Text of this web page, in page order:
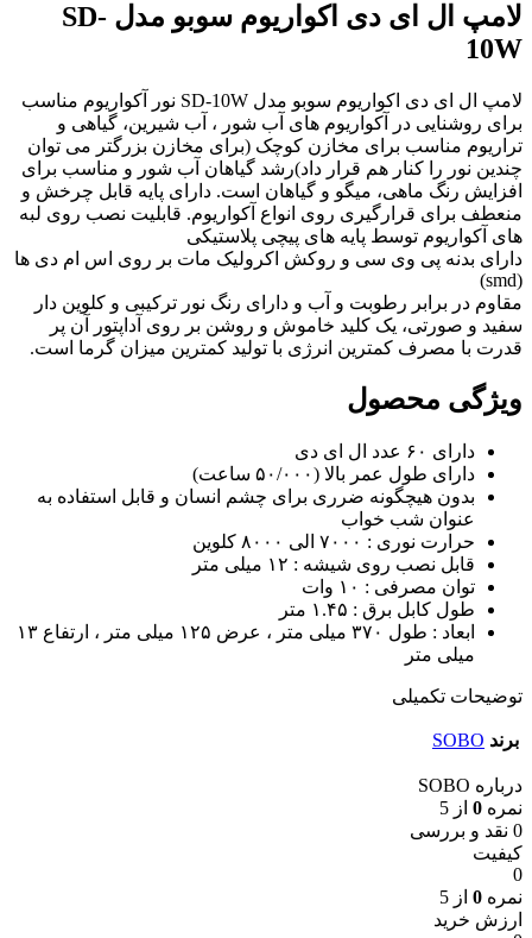
لامپ ال ای دی اکواریوم سوبو مدل SD-
10W
لامپ ال ای دی اکواریوم سوبو مدل SD-10W نور آکواریوم مناسب
برای روشنایی در آکواریوم های آب شور ، آب شیرین، گیاهی و
تراریوم مناسب برای مخازن کوچک (برای مخازن بزرگتر می توان
چندین نور را کنار هم قرار داد)رشد گیاهان آب شور و مناسب برای
افزایش رنگ ماهی، میگو و گیاهان است. دارای پایه قابل چرخش و
منعطف برای قرارگیری روی انواع آکواریوم. قابلیت نصب روی لبه
های آکواریوم توسط پایه های پیچی پلاستیکی
دارای بدنه پی وی سی و روکش اکرولیک مات بر روی اس ام دی ها
(smd)
مقاوم در برابر رطوبت و آب و دارای رنگ نور ترکیبی و کلوین دار
سفید و صورتی، یک کلید خاموش و روشن بر روی آداپتور آن پر
قدرت با مصرف کمترین انرژی با تولید کمترین میزان گرما است.
ویژگی محصول
دارای ۶۰ عدد ال ای دی
دارای طول عمر بالا (۵۰/۰۰۰ ساعت)
بدون هیچگونه ضرری برای چشم انسان و قابل استفاده به
عنوان شب خواب
حرارت نوری : ۷۰۰۰ الی ۸۰۰۰ کلوین
قابل نصب روی شیشه : ۱۲ میلی متر
توان مصرفی : ۱۰ وات
طول کابل برق : ۱.۴۵ متر
ابعاد : طول ۳۷۰ میلی متر ، عرض ۱۲۵ میلی متر ، ارتفاع ۱۳
میلی متر
توضیحات تکمیلی
برند SOBO
درباره SOBO
نمره 0 از 5
0 نقد و بررسی
کیفیت
0
نمره 0 از 5
ارزش خرید